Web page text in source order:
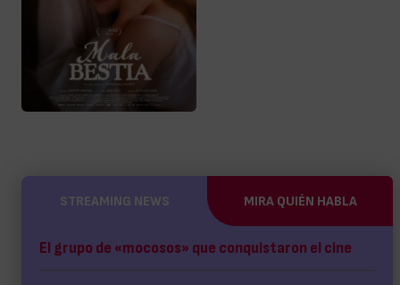
STREAMING NEWS MIRA QUIÉN HABLA
El grupo de «mocosos» que conquistaron el cine